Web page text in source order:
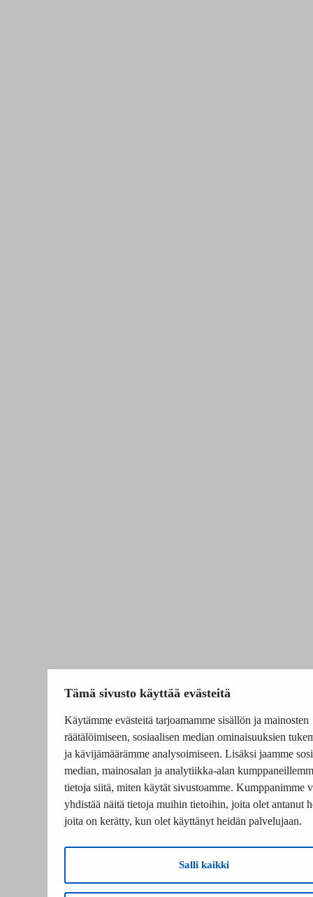
Tämä sivusto käyttää evästeitä
Käytämme evästeitä tarjoamamme sisällön ja mainosten
räätälöimiseen, sosiaalisen median ominaisuuksien
ja kävijämäärämme analysoimiseen. Lisäksi jaamme
median, mainosalan ja analytiikka-alan
tietoja siitä, miten käytät sivustoamme. Kumppanimme
yhdistää näitä tietoja muihin tietoihin, joita olet antanut
joita on kerätty, kun olet käyttänyt heidän palvelujaan.
Salli kaikki